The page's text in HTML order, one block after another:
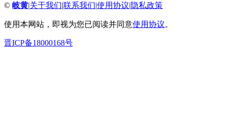
© 岐黄|关于我们|联系我们|使用协议|隐私政策
使用本网站，即视为您已阅读并同意使用协议。
晋ICP备18000168号